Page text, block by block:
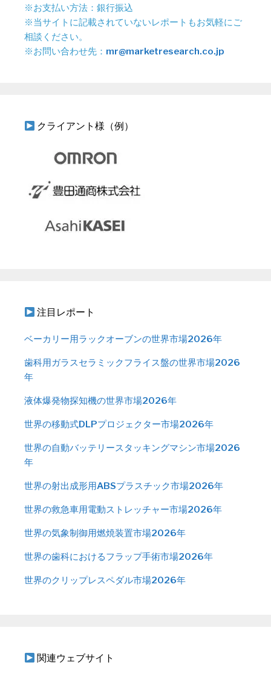
※お支払い方法：銀行振込
※当サイトに記載されていないレポートもお気軽にご
相談ください。
※お問い合わせ先： mr@marketresearch.co.jp
クライアント様（例）
注目レポート
ベーカリー用ラックオーブンの世界市場2026年
歯科用ガラスセラミックフライス盤の世界市場2026
年
液体爆発物探知機の世界市場2026年
世界の移動式DLPプロジェクター市場2026年
世界の自動バッテリースタッキングマシン市場2026
年
世界の射出成形用ABSプラスチック市場2026年
世界の救急車用電動ストレッチャー市場2026年
世界の気象制御用燃焼装置市場2026年
世界の歯科におけるフラップ手術市場2026年
世界のクリップレスペダル市場2026年
関連ウェブサイト